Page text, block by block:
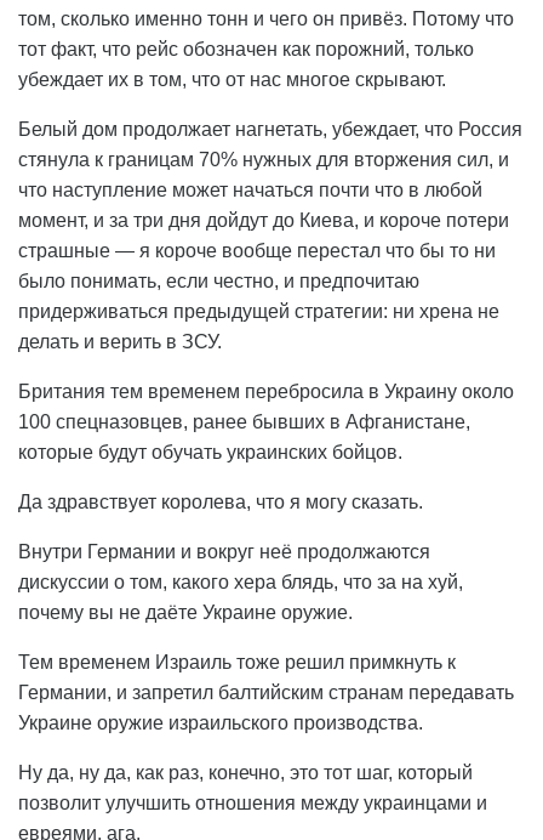
том, сколько именно тонн и чего он привёз. Потому что
тот факт, что рейс обозначен как порожний, только
убеждает их в том, что от нас многое скрывают.
Белый дом продолжает нагнетать, убеждает, что Россия
стянула к границам 70% нужных для вторжения сил, и
что наступление может начаться почти что в любой
момент, и за три дня дойдут до Киева, и короче потери
страшные — я короче вообще перестал что бы то ни
было понимать, если честно, и предпочитаю
придерживаться предыдущей стратегии: ни хрена не
делать и верить в ЗСУ.
Британия тем временем перебросила в Украину около
100 спецназовцев, ранее бывших в Афганистане,
которые будут обучать украинских бойцов.
Да здравствует королева, что я могу сказать.
Внутри Германии и вокруг неё продолжаются
дискуссии о том, какого хера блядь, что за на хуй,
почему вы не даёте Украине оружие.
Тем временем Израиль тоже решил примкнуть к
Германии, и запретил балтийским странам передавать
Украине оружие израильского производства.
Ну да, ну да, как раз, конечно, это тот шаг, который
позволит улучшить отношения между украинцами и
евреями, ага.